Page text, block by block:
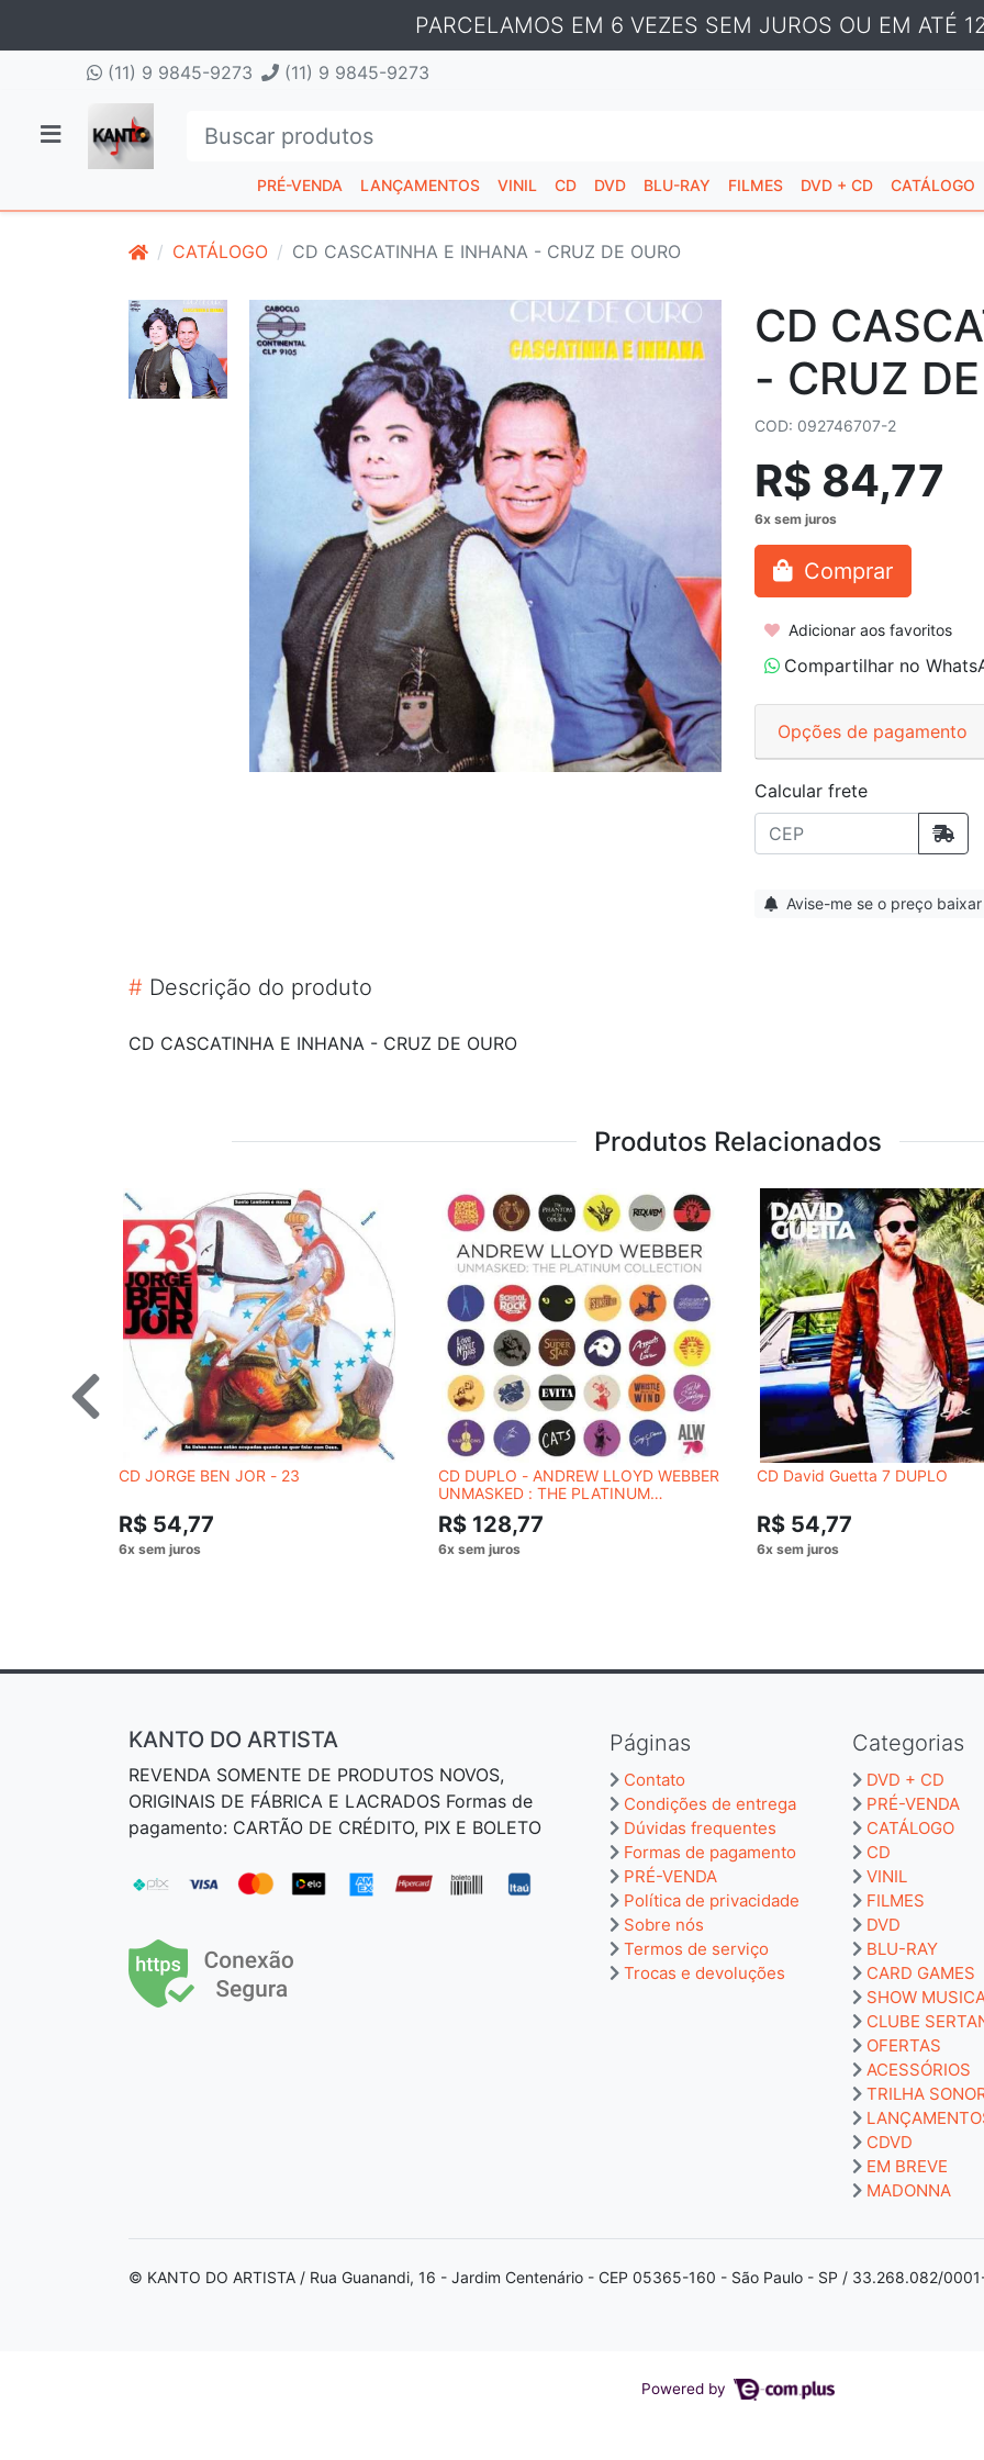
PARCELAMOS EM 6 VEZES SEM JUROS OU EM ATÉ
(11) 9 9845-9273 (11) 9 9845-9273
PRÉ-VENDA LANÇAMENTOS VINIL CD DVD BLU-RAY FILMES DVD + CD CATÁLOGO
CATÁLOGO CD CASCATINHA E INHANA - CRUZ DE OURO
CD
- CRUZ
COD: 092746707-2
R$ 84,77
Comprar
Adicionar aos favoritos
Compartilhar no
Opções de pagamento
Calcular frete
Avise-me se o preço baixar
# Descrição do produto
CD CASCATINHA E INHANA - CRUZ DE OURO
Produtos Relacionados
CD JORGE BEN JOR - 23
R$ 54,77
CD DUPLO - ANDREW LLOYD WEBBER
UNMASKED : THE PLATINUM
COLLECTION
R$ 128,77
CD David Guetta 7 DUPLO
R$ 54,77
Páginas
Contato
Condições de entrega
Dúvidas frequentes
Formas de pagamento
PRÉ-VENDA
Política de privacidade
Sobre nós
Termos de serviço
Trocas e devoluções
Categorias
DVD + CD
PRÉ-VENDA
CATÁLOGO
CD
VINIL
FILMES
DVD
BLU-RAY
CARD GAMES
SHOW
CLUBE
OFERTAS
ACESSÓRIOS
TRILHA
CDVD
EM BREVE
MADONNA
KANTO DO ARTISTA
REVENDA SOMENTE DE PRODUTOS NOVOS,
ORIGINAIS DE FÁBRICA E LACRADOS Formas de
pagamento: CARTÃO DE CRÉDITO, PIX E BOLETO
© KANTO DO ARTISTA / Rua Guanandi, 16 - Jardim Centenário - CEP 05365-160 - São Paulo - SP / 33.268.082/
Powered by